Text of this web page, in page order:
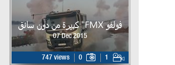
فولفو FMX" كبيرة من دون سائق
07 Dec 2015
747 views 0 1